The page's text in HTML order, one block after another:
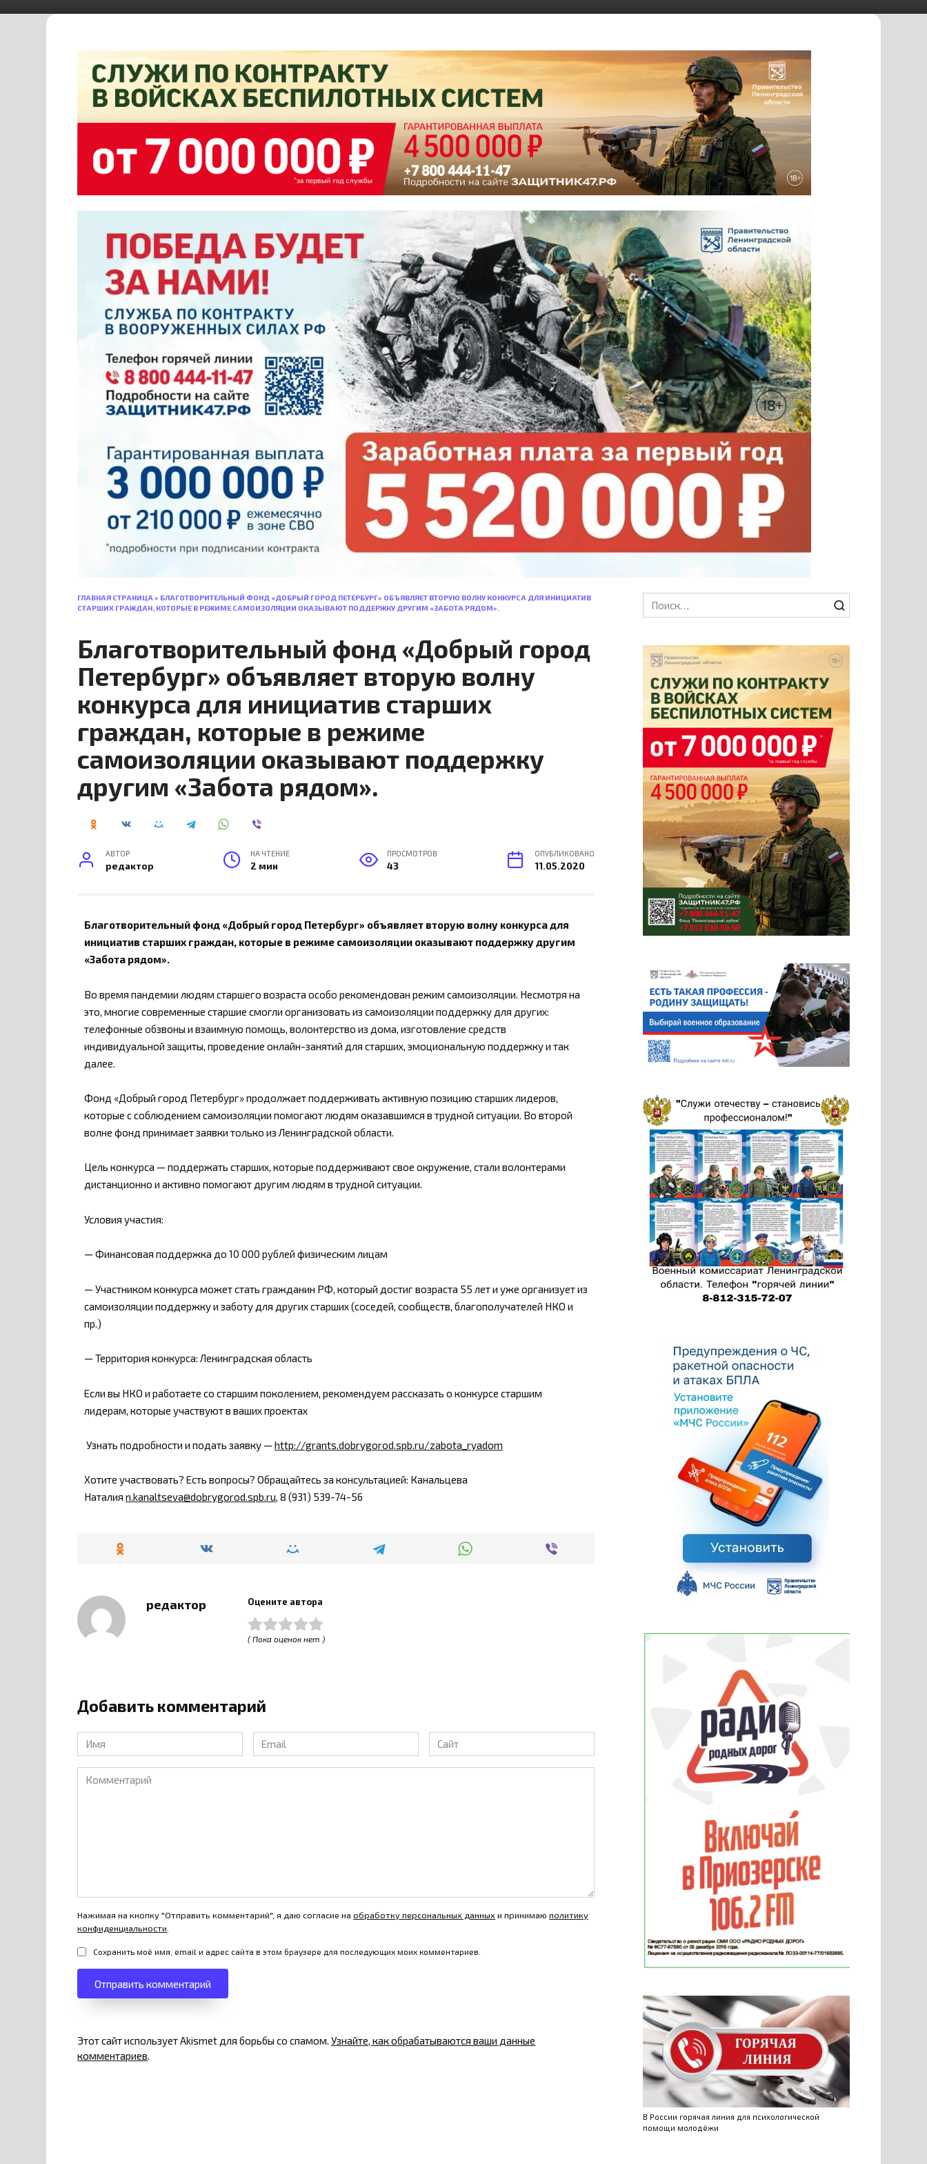
ГЛАВНАЯ СТРАНИЦА» БЛАГОТВОРИТЕЛЬНЫЙ ФОНД «ДОБРЫЙ ГОРОД ПЕТЕРБУРГ» ОБЪЯВЛЯЕТ ВТОРУЮ ВОЛНУ КОНКУРСА ДЛЯ ИНИЦИАТИВ
СТАРШИХ ГРАЖДАН, КОТОРЫЕ В РЕЖИМЕ САМОИЗОЛЯЦИИ ОКАЗЫВАЮТ ПОДДЕРЖКУ ДРУГИМ «ЗАБОТА РЯДОМ».
Благотворительный фонд «Добрый город
Петербург» объявляет вторую волну
конкурса для инициатив старших
граждан, которые в режиме
самоизоляции оказывают поддержку
другим «Забота рядом».
АВТОР
редактор
НА ЧТЕНИЕ
2 мин
ПРОСМОТРОВ
43
ОПУБЛИКОВАНО
11.05.2020
Благотворительный фонд «Добрый город Петербург» объявляет вторую волну конкурса для
инициатив старших граждан, которые в режиме самоизоляции оказывают поддержку другим
«Забота рядом».
Во время пандемии людям старшего возраста особо рекомендован режим самоизоляции. Несмотря на
это, многие современные старшие смогли организовать из самоизоляции поддержку для других:
телефонные обзвоны и взаимную помощь, волонтерство из дома, изготовление средств
индивидуальной защиты, проведение онлайн-занятий для старших, эмоциональную поддержку и так
далее.
Фонд «Добрый город Петербург» продолжает поддерживать активную позицию старших лидеров,
которые с соблюдением самоизоляции помогают людям оказавшимся в трудной ситуации. Во второй
волне фонд принимает заявки только из Ленинградской области.
Цель конкурса — поддержать старших, которые поддерживают свое окружение, стали волонтерами
дистанционно и активно помогают другим людям в трудной ситуации.
Условия участия:
— Финансовая поддержка до 10 000 рублей физическим лицам
— Участником конкурса может стать гражданин РФ, который достиг возраста 55 лет и уже организует из
самоизоляции поддержку и заботу для других старших (соседей, сообществ, благополучателей НКО и
пр.)
— Территория конкурса: Ленинградская область
Если вы НКО и работаете со старшим поколением, рекомендуем рассказать о конкурсе старшим
лидерам, которые участвуют в ваших проектах
Узнать подробности и подать заявку — http://grants.dobrygorod.spb.ru/zabota_ryadom
Хотите участвовать? Есть вопросы? Обращайтесь за консультацией: Канальцева
Наталия n.kanaltseva@dobrygorod.spb.ru, 8 (931) 539-74-56
редактор Оцените автора
( Пока оценок нет )
Добавить комментарий
Имя
*
Email
*
Сайт
Комментарий
Нажимая на кнопку "Отправить комментарий", я даю согласие наобработку персональных данныхи принимаюполитику
конфиденциальности.
Сохранить моё имя, email и адрес сайта в этом браузере для последующих моих комментариев.
Этот сайт использует Akismet для борьбы со спамом.Узнайте, как обрабатываются ваши данные
комментариев.
Search
for:
В России горячая линия для психологической
помощи молодёжи